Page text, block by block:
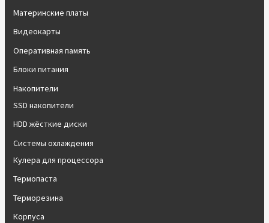
Материнские платы
Видеокарты
Оперативная память
Блоки питания
Накопители
SSD накопители
HDD жёсткие диски
Системы охлаждения
Кулера для процессора
Термопаста
Терморезина
Корпуса